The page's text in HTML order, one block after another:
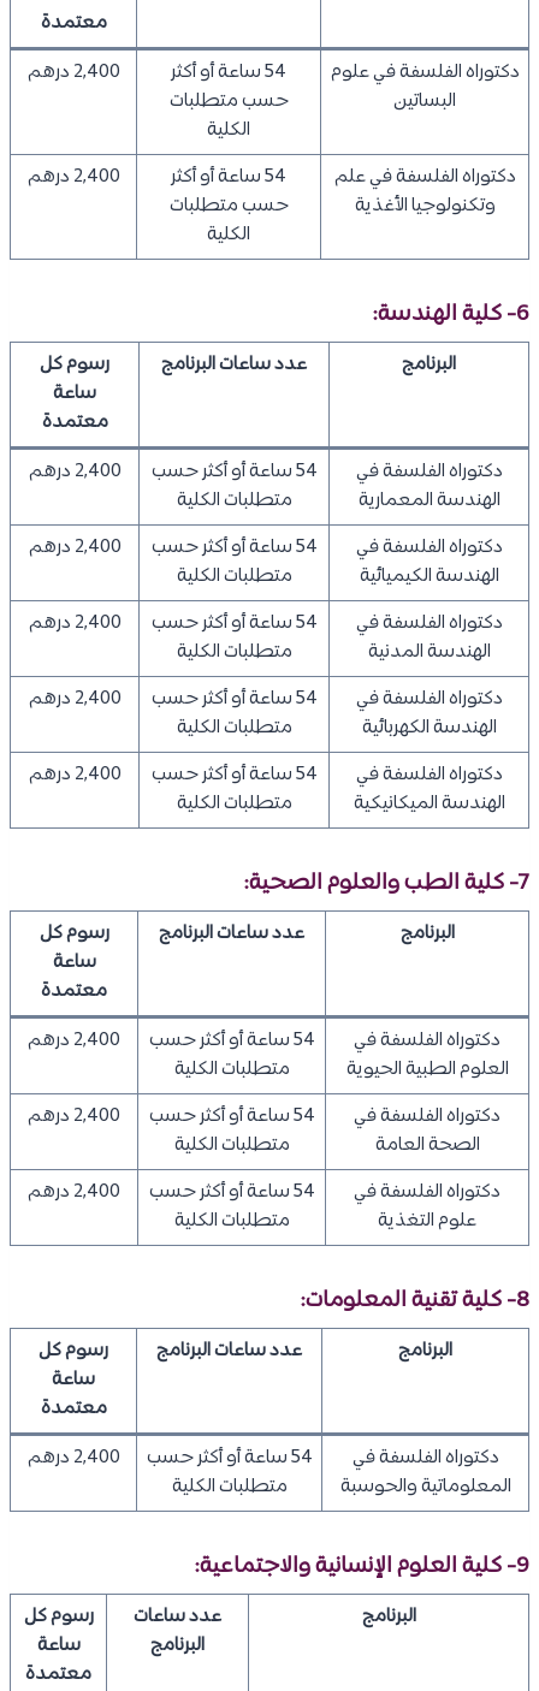
معتمدة
دكتوراه الفلسفة في علوم
البساتين
54 ساعة أو أكثر
حسب متطلبات
الكلية
2,400 درهم
دكتوراه الفلسفة في علم
وتكنولوجيا الأغذية
54 ساعة أو أكثر
حسب متطلبات
الكلية
2,400 درهم
6- كلية الهندسة:
البرنامج عدد ساعات البرنامج
رسوم كل
ساعة
معتمدة
دكتوراه الفلسفة في
الهندسة المعمارية
54 ساعة أو أكثر حسب
متطلبات الكلية
2,400 درهم
دكتوراه الفلسفة في
الهندسة الكيميائية
54 ساعة أو أكثر حسب
متطلبات الكلية
2,400 درهم
دكتوراه الفلسفة في
الهندسة المدنية
54 ساعة أو أكثر حسب
متطلبات الكلية
2,400 درهم
دكتوراه الفلسفة في
الهندسة الكهربائية
54 ساعة أو أكثر حسب
متطلبات الكلية
2,400 درهم
دكتوراه الفلسفة في
الهندسة الميكانيكية
54 ساعة أو أكثر حسب
متطلبات الكلية
2,400 درهم
7- كلية الطب والعلوم الصحية:
البرنامج عدد ساعات البرنامج
رسوم كل
ساعة
معتمدة
دكتوراه الفلسفة في
العلوم الطبية الحيوية
54 ساعة أو أكثر حسب
متطلبات الكلية
2,400 درهم
دكتوراه الفلسفة في
الصحة العامة
54 ساعة أو أكثر حسب
متطلبات الكلية
2,400 درهم
دكتوراه الفلسفة في
علوم التغذية
54 ساعة أو أكثر حسب
متطلبات الكلية
2,400 درهم
8- كلية تقنية المعلومات:
البرنامج عدد ساعات البرنامج
رسوم كل
ساعة
معتمدة
دكتوراه الفلسفة في
المعلوماتية والحوسبة
54 ساعة أو أكثر حسب
متطلبات الكلية
2,400 درهم
9- كلية العلوم الإنسانية والاجتماعية:
البرنامج
عدد ساعات
البرنامج
رسوم كل
ساعة
معتمدة